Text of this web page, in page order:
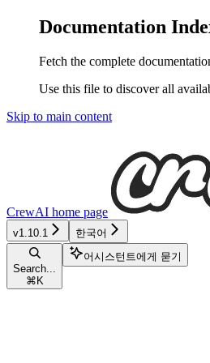
Documentation
Fetch the complete
Use this file to discover all
Skip to main content
CrewAI home page
v1.10.1 한국어
Search...
⌘ K
어시스턴트에게 묻기